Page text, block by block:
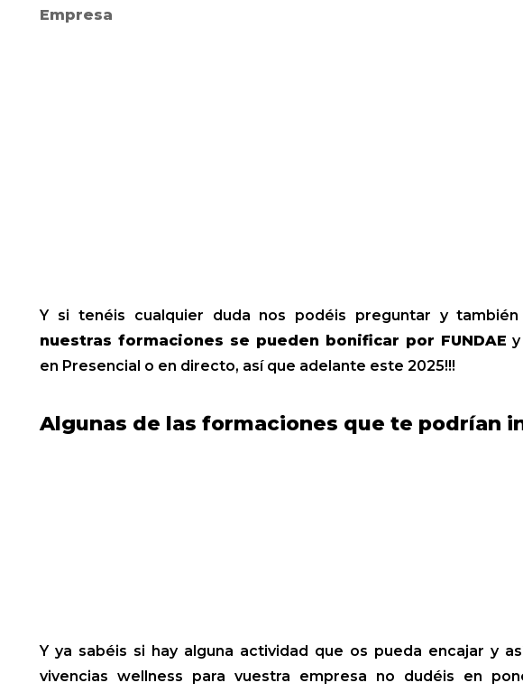
Empresa
Y si tenéis cualquier duda nos podéis preguntar y
nuestras formaciones se pueden bonificar por FUNDAE
en Presencial o en directo, así que adelante este 2025!!!
Algunas de las formaciones que te podrían
Y ya sabéis si hay alguna actividad que os pueda encajar y
vivencias wellness para vuestra empresa no dudéis en